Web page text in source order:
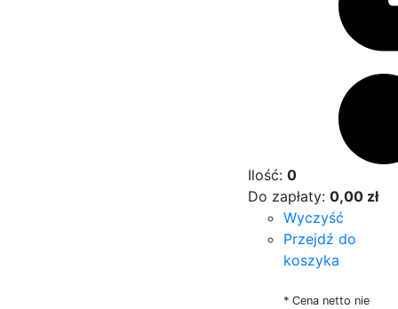
Ilość: 0
Do zapłaty: 0,00 zł
Wyczyść
Przejdź do
koszyka
* Cena netto nie